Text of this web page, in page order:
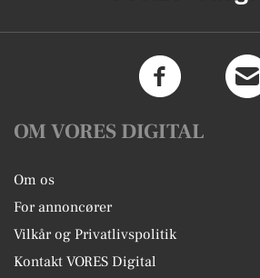
OM VORES DIGITAL
Om os
For annoncører
Vilkår og Privatlivspolitik
Kontakt VORES Digital